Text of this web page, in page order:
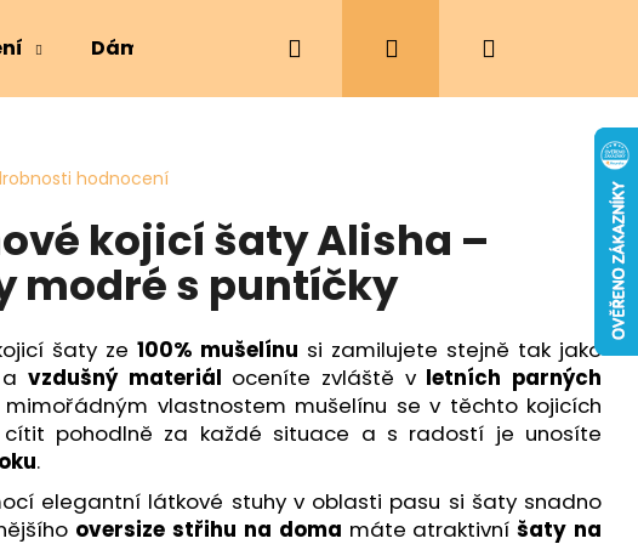
Dámské oblečení Ergonomická nosítka
Hledat PřihlášeníNákupní
hodnocení
kojicí šaty Alisha –
modré s puntíčky
šaty ze 100% mušelínu si zamilujete stejně tak jako
vzdušný materiál oceníte zvláště v letních parných
vlastnostem mušelínu se v těchto kojicích
pohodlně za každé situace a s radostí je unosíte
.
elegantní látkové stuhy v oblasti pasu si šaty snadno
oversize střihu na doma máte atraktivníšaty na